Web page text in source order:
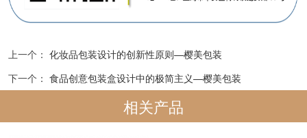
上一个： 化妆品包装设计的创新性原则—樱美包装
下一个： 食品创意包装盒设计中的极简主义—樱美包装
相关产品